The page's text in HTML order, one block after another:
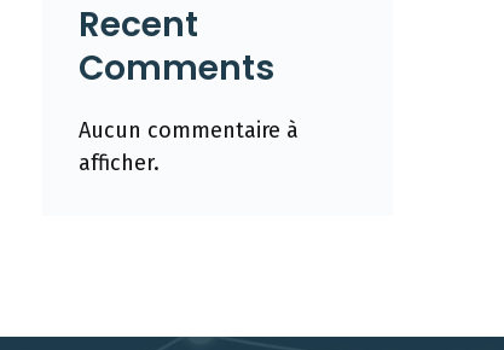
Recent
Comments
Aucun commentaire à
afficher.